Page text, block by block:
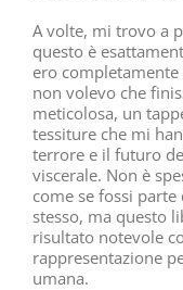
A volte, mi trovo a
questo è
ero
non volevo che
meticolosa, un
tessiture che mi
terrore e il futuro
viscerale. Non è
come se fossi
stesso, ma questo
risultato notevole
rappresentazione
umana.